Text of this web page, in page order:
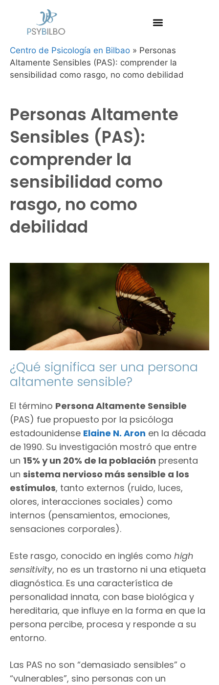
Centro de Psicología en Bilbao » Personas
Altamente Sensibles (PAS): comprender la
sensibilidad como rasgo, no como debilidad
Personas Altamente
Sensibles (PAS):
comprender la
sensibilidad como
rasgo, no como
debilidad
¿Qué significa ser una persona
altamente sensible?
El término Persona Altamente Sensible
(PAS) fue propuesto por la psicóloga
estadounidense Elaine N. Aron en la década
de 1990. Su investigación mostró que entre
un 15% y un 20% de la población presenta
un sistema nervioso más sensible a los
estímulos, tanto externos (ruido, luces,
olores, interacciones sociales) como
internos (pensamientos, emociones,
sensaciones corporales).
Este rasgo, conocido en inglés como high
sensitivity, no es un trastorno ni una etiqueta
diagnóstica. Es una característica de
personalidad innata, con base biológica y
hereditaria, que influye en la forma en que la
persona percibe, procesa y responde a su
entorno.
Las PAS no son “demasiado sensibles” o
“vulnerables”, sino personas con un